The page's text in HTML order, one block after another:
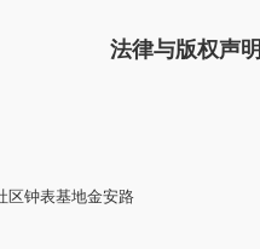
法律与版权声明
区钟表基地金安路